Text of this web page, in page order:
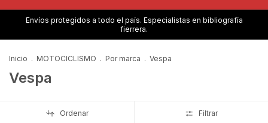
Envíos protegidos a todo el país. Especialistas en bibliografía
fierrera.
Inicio . MOTOCICLISMO . Por marca . Vespa
Vespa
Ordenar Filtrar